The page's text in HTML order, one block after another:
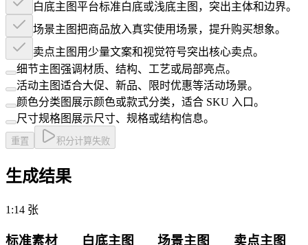
白底主图平台标准白底或浅底主图，突出主体和边界。
场景主图把商品放入真实使用场景，提升购买想象。
卖点主图 用少量文案和视觉符号突出核心卖点。
细节主图强调材质、结构、工艺或局部亮点。
活动主图适合大促、新品、限时优惠等活动场景。
颜色分类图 展示颜色或款式分类，适合 SKU 入口。
尺寸规格图 展示尺寸、规格或结构信息。
重置 积分计算失败
生成结果
1:14 张
标准素材 白底主图 场景主图 卖点主图